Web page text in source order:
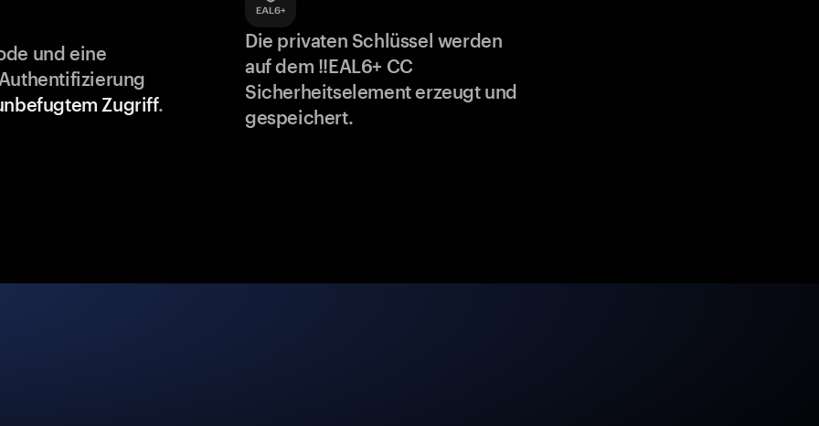
und eine
Zugriff.
Die privaten Schlüssel werden
auf dem !!EAL6+ CC
Sicherheitselement erzeugt und
gespeichert.